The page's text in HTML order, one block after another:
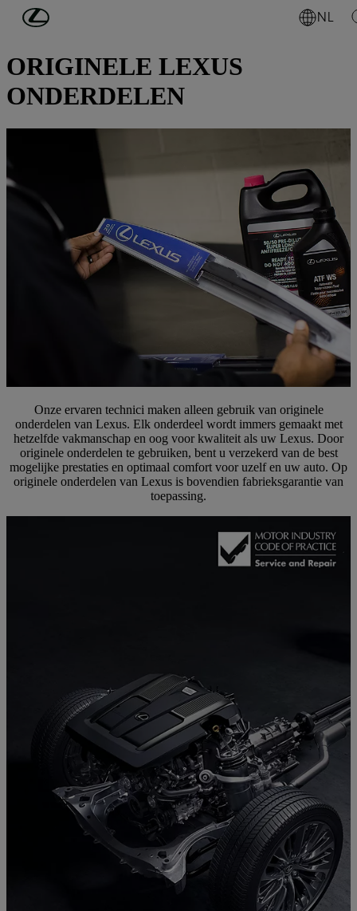
Ga naar de hoofdinhoud NL
EIGENAARS
ORIGINELE LEXUS
ONDERDELEN
Onze ervaren technici maken alleen gebruik van originele
onderdelen van Lexus. Elk onderdeel wordt immers gemaakt met
hetzelfde vakmanschap en oog voor kwaliteit als uw Lexus. Door
originele onderdelen te gebruiken, bent u verzekerd van de best
mogelijke prestaties en optimaal comfort voor uzelf en uw auto. Op
originele onderdelen van Lexus is bovendien fabrieksgarantie van
toepassing.